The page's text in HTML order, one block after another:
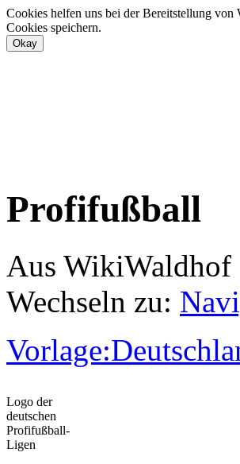
Cookies helfen uns bei der Bereitstellung
Cookies speichern.
Profifußball
Aus WikiWaldhof
Wechseln zu:
Logo der
deutschen
Profifußball-
Ligen